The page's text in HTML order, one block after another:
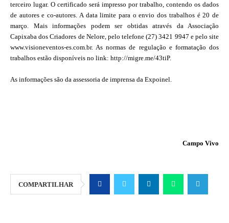
terceiro lugar. O certificado será impresso por trabalho, contendo os dados
de autores e co-autores. A data limite para o envio dos trabalhos é 20 de
março. Mais informações podem ser obtidas através da Associação
Capixaba dos Criadores de Nelore, pelo telefone(27) 3421 9947 e pelo site
www.visioneventos-es.com.br. As normas de regulação e formatação dos
trabalhos estão disponíveis no link: http://migre.me/43tiP.
As informações são da assessoria de imprensa da Expoinel.
Campo Vivo
COMPARTILHAR